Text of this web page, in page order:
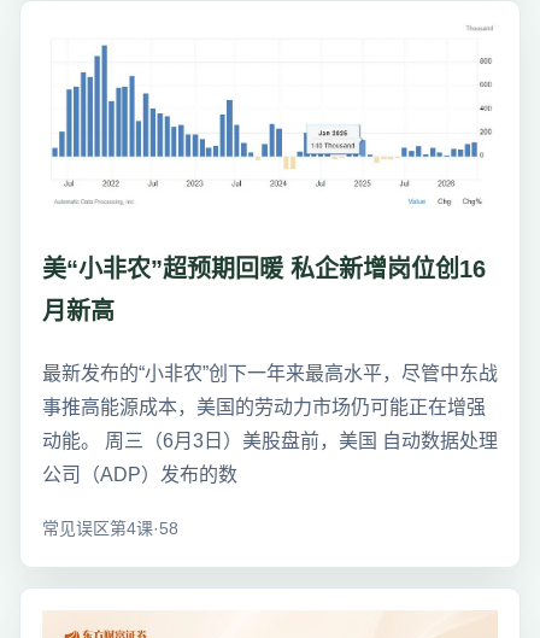
美“小非农”超预期回暖 私企新增岗位创16
月新高
最新发布的“小非农”创下一年来最高水平，尽管中东战
事推高能源成本，美国的劳动力市场仍可能正在增强
动能。 周三（6月3日）美股盘前，美国 自动数据处理
公司（ADP）发布的数
常见误区第4课·58